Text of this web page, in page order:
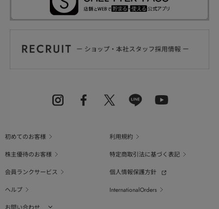
初めてのお客様
利用規約
株主優待のお客様
特定商取引法に基づく表記
会員ランクサービス
個人情報保護方針
ヘルプ
InternationalOrders